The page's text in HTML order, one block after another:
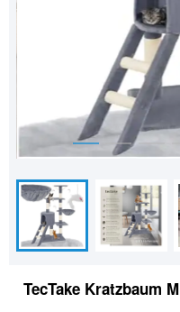
TecTake Kratzbaum